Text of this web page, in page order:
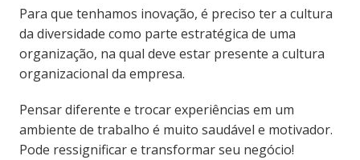
Para que tenhamos inovação, é preciso ter a cultura
da diversidade como parte estratégica de uma
organização, na qual deve estar presente a cultura
organizacional da empresa.
Pensar diferente e trocar experiências em um
ambiente de trabalho é muito saudável e motivador.
Pode ressignificar e transformar seu negócio!